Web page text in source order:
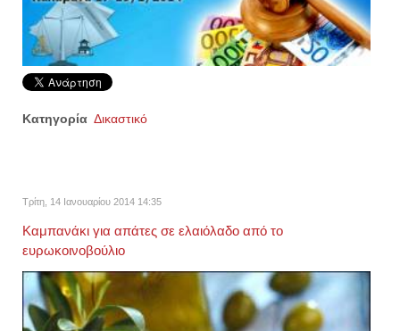
Κατηγορία Δικαστικό
Τρίτη, 14 Ιανουαρίου 2014 14:35
Καμπανάκι για απάτες σε ελαιόλαδο από το
ευρωκοινοβούλιο